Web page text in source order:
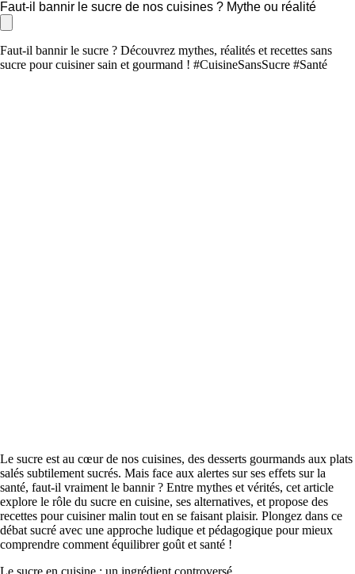
Faut-il bannir le sucre de nos cuisines ? Mythe ou réalité
Faut-il bannir le sucre ? Découvrez mythes, réalités et recettes sans
sucre pour cuisiner sain et gourmand ! #CuisineSansSucre #Santé
Le sucre est au cœur de nos cuisines, des desserts gourmands aux plats
salés subtilement sucrés. Mais face aux alertes sur ses effets sur la
santé, faut-il vraiment le bannir ? Entre mythes et vérités, cet article
explore le rôle du sucre en cuisine, ses alternatives, et propose des
recettes pour cuisiner malin tout en se faisant plaisir. Plongez dans ce
débat sucré avec une approche ludique et pédagogique pour mieux
comprendre comment équilibrer goût et santé !
Le sucre en cuisine : un ingrédient controversé